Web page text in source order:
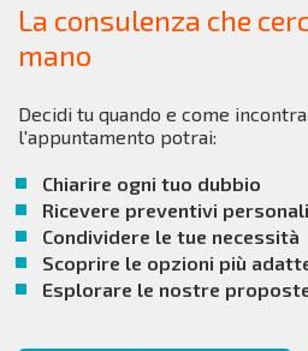
La consulenza che
mano
Decidi tu quando e come
l'appuntamento potrai:
Chiarire ogni tuo dubbio
Ricevere preventivi
Condividere le tue necessità
Scoprire le opzioni più
Esplorare le nostre